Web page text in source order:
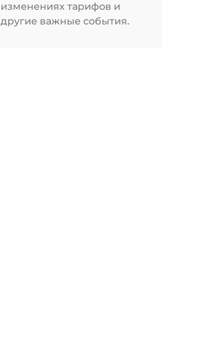
изменениях тарифов и
другие важные события.